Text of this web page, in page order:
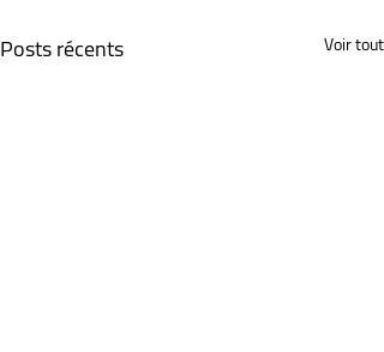
Posts récents Voir tout